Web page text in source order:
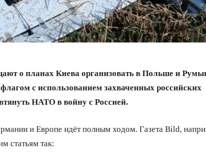
о планах Киева организовать в Польше и
с использованием захваченных российских
НАТО в войну с Россией.
и Европе идёт полным ходом. Газета Bild,
статьям так: